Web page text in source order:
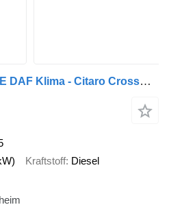
Solaris URBINO 12 HB LE DAF Klima - Citaro Crossway NF
Kraftstoff Diesel